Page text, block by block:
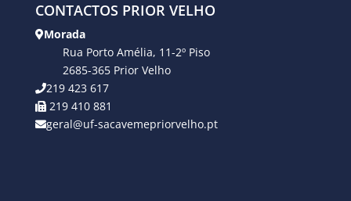
CONTACTOS PRIOR VELHO
Morada
Rua Porto Amélia, 11-2º Piso
2685-365 Prior Velho
219 423 617
219 410 881
geral@uf-sacavemepriorvelho.pt